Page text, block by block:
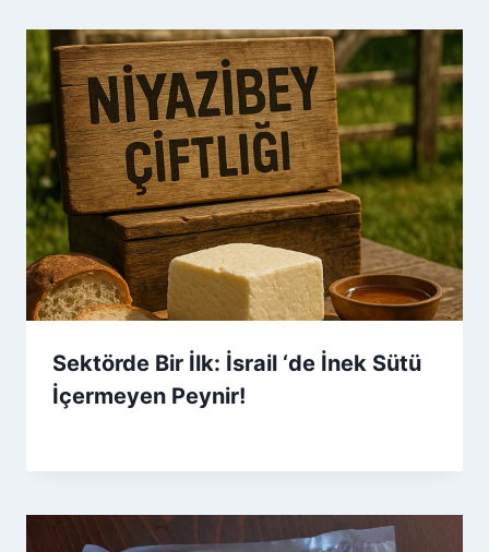
Sektörde Bir İlk: İsrail ‘de İnek Sütü
İçermeyen Peynir!